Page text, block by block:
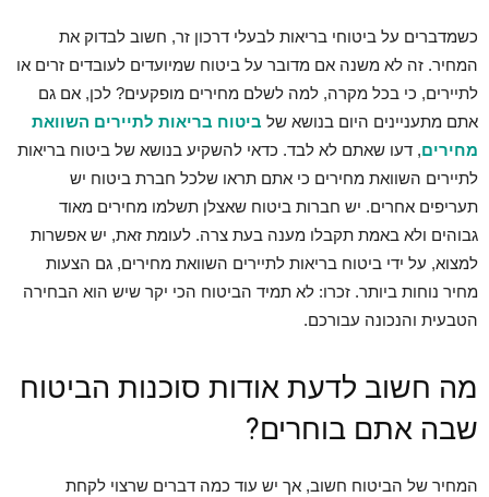
כשמדברים על ביטוחי בריאות לבעלי דרכון זר, חשוב לבדוק את
המחיר. זה לא משנה אם מדובר על ביטוח שמיועדים לעובדים זרים או
לתיירים, כי בכל מקרה, למה לשלם מחירים מופקעים? לכן, אם גם
אתם מתעניינים היום בנושא של ביטוח בריאות לתיירים השוואת
מחירים, דעו שאתם לא לבד. כדאי להשקיע בנושא של ביטוח בריאות
לתיירים השוואת מחירים כי אתם תראו שלכל חברת ביטוח יש
תעריפים אחרים. יש חברות ביטוח שאצלן תשלמו מחירים מאוד
גבוהים ולא באמת תקבלו מענה בעת צרה. לעומת זאת, יש אפשרות
למצוא, על ידי ביטוח בריאות לתיירים השוואת מחירים, גם הצעות
מחיר נוחות ביותר. זכרו: לא תמיד הביטוח הכי יקר שיש הוא הבחירה
הטבעית והנכונה עבורכם.
מה חשוב לדעת אודות סוכנות הביטוח
שבה אתם בוחרים?
המחיר של הביטוח חשוב, אך יש עוד כמה דברים שרצוי לקחת